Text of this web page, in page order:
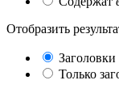
Отобразить
Только